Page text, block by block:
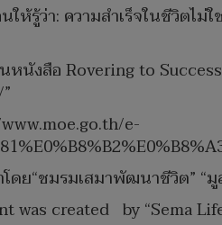
ให้รู้ว่า: ความสำเร็จในชีวิตไ
หนังสือ Rovering to
e-
ดย“ชมรมเสมาพัฒนาชีวิต” “
was created by “Sema